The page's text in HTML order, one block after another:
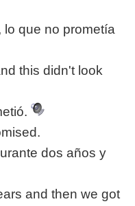
lo que no prometía
this didn't look
dos años y
and then we got